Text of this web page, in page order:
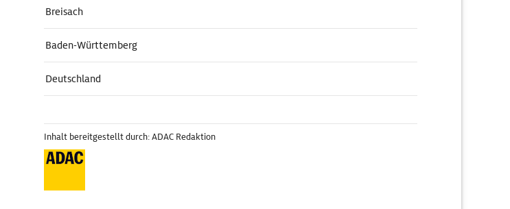
Breisach
Baden-Württemberg
Deutschland
Inhalt bereitgestellt durch: ADAC Redaktion